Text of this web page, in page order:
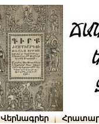
Վերնագրեր